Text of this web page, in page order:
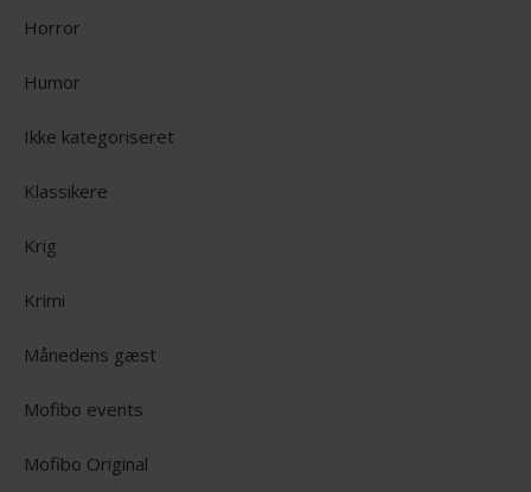
Horror
Humor
Ikke kategoriseret
Klassikere
Krig
Krimi
Månedens gæst
Mofibo events
Mofibo Original